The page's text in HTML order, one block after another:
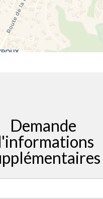
Demande